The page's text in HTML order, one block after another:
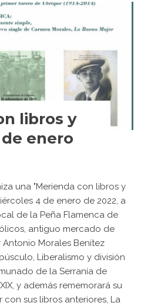
libros y
enero
una "Merienda con libros y
4 de enero de 2022, a
de la Peña Flamenca de
antiguo mercado de
Morales Benítez
Liberalismo y división
de la Serranía de
y además rememorará su
sus libros anteriores, La